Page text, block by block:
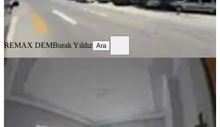
REMAX DEMBurak Yıldız
Ara
REMAX DEMBurak Yıldız Ara
MANZARALI
3+1· 150 m² Yüksek giriş·15.07.2026